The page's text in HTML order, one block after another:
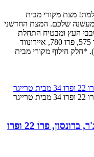
מצת מקורי מבית
שלכם. המצת החדשני
העץ ומבטיח התחלת
מתאים לדגמי פרו 575, פרו 780, איירונווד
*חלק חילוף מקורי מבית
מצת W200 לגריל מעשנה דגמי ריינג'ר, ברונסון, פרו 22 ופרו